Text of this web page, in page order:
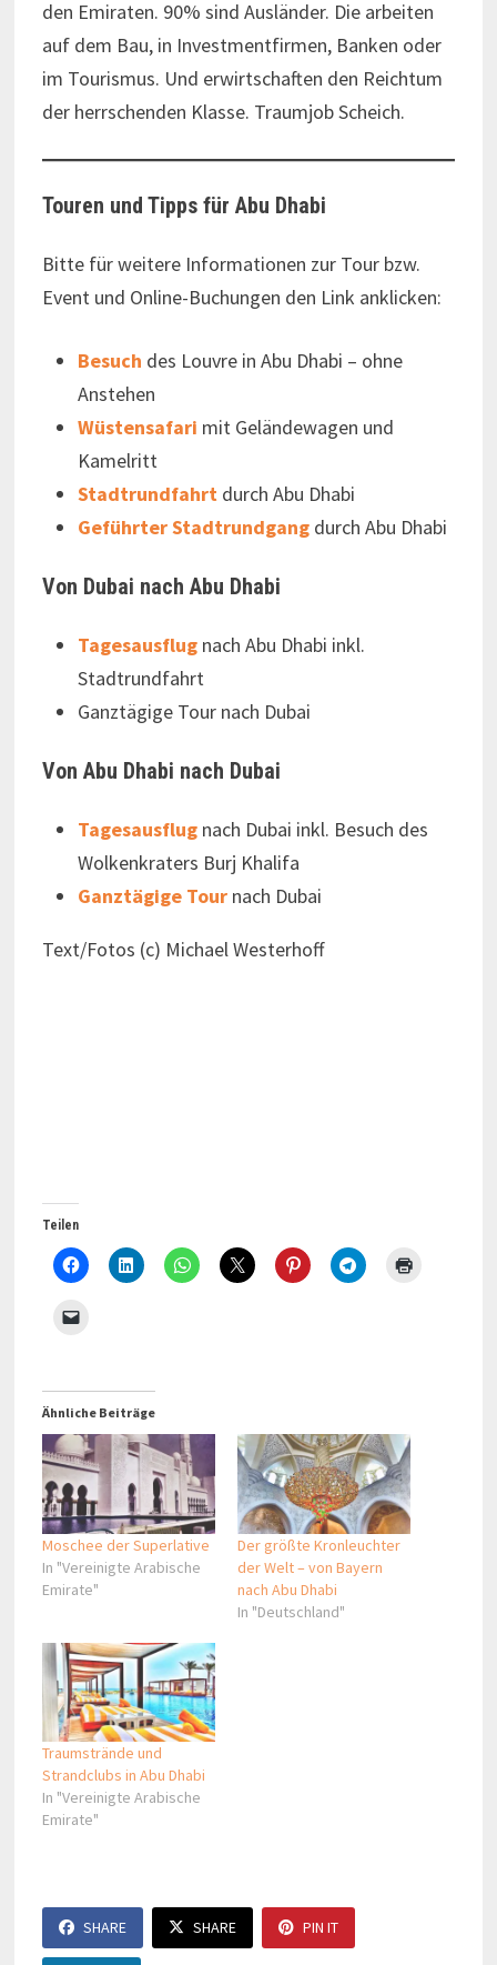
den Emiraten. 90% sind Ausländer. Die arbeiten
auf dem Bau, in Investmentfirmen, Banken oder
im Tourismus. Und erwirtschaften den Reichtum
der herrschenden Klasse. Traumjob Scheich.
Touren und Tipps für Abu Dhabi
Bitte für weitere Informationen zur Tour bzw.
Event und Online-Buchungen den Link anklicken:
Besuch des Louvre in Abu Dhabi – ohne
Anstehen
Wüstensafari mit Geländewagen und
Kamelritt
Stadtrundfahrtdurch Abu Dhabi
Geführter Stadtrundgangdurch Abu Dhabi
Von Dubai nach Abu Dhabi
Tagesausflugnach Abu Dhabi inkl.
Stadtrundfahrt
Ganztägige Tour nach Dubai
Von Abu Dhabi nach Dubai
Tagesausflugnach Dubai inkl. Besuch des
Wolkenkraters Burj Khalifa
Ganztägige Tournach Dubai
Text/Fotos (c) Michael Westerhoff
Teilen
Ähnliche Beiträge
Moschee der Superlative
In "Vereinigte Arabische
Emirate"
Der größte Kronleuchter
der Welt – von Bayern
nach Abu Dhabi
In "Deutschland"
Traumstrände und
Strandclubs in Abu Dhabi
In "Vereinigte Arabische
Emirate"
SHARE SHARE PIN IT